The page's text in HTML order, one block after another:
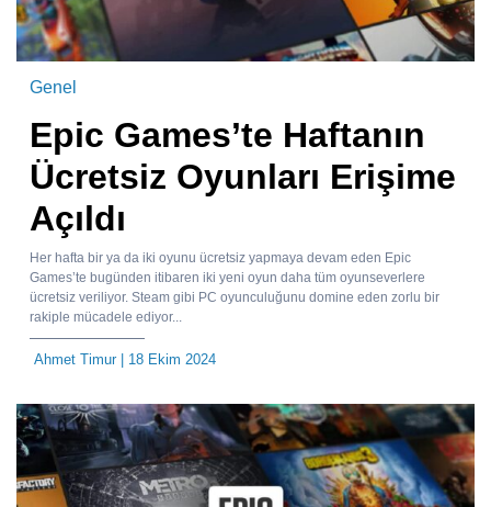
Genel
Epic Games’te Haftanın
Ücretsiz Oyunları Erişime
Açıldı
Her hafta bir ya da iki oyunu ücretsiz yapmaya devam eden Epic
Games’te bugünden itibaren iki yeni oyun daha tüm oyunseverlere
ücretsiz veriliyor. Steam gibi PC oyunculuğunu domine eden zorlu bir
rakiple mücadele ediyor...
Ahmet Timur| 18 Ekim 2024